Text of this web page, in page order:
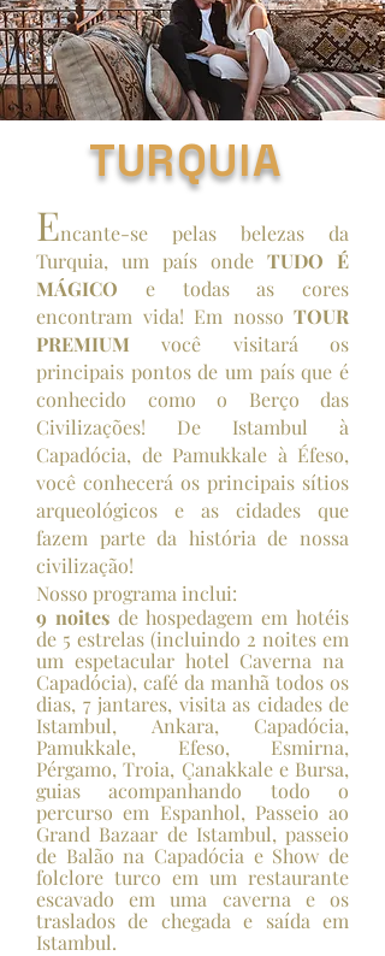
T U R Q U I A
Encante-se pelas belezas da
Turquia, um país onde TUDO É
MÁGICO e todas as cores
encontram vida! Em nosso TOUR
PREMIUM você visitará os
principais pontos de um país que é
conhecido como o Berço das
Civilizações! De Istambul à
Capadócia, de Pamukkale à Éfeso,
você conhecerá os principais sítios
arqueológicos e as cidades que
fazem parte da história de nossa
civilização!
Nosso programa inclui:
9 noitesde hospedagem em hotéis
de 5 estrelas (incluindo 2 noites em
um espetacular hotel Caverna na
Capadócia), café da manhã todos os
dias, 7 jantares, visita as cidades de
Istambul, Ankara, Capadócia,
Pamukkale, Efeso, Esmirna,
Pérgamo, Troia, Çanakkale e Bursa,
guias acompanhando todo o
percurso em Espanhol, Passeio ao
Grand Bazaar de Istambul, passeio
de Balão na Capadócia e Show de
folclore turco em um restaurante
escavado em uma caverna e os
traslados de chegada e saída em
Istambul.